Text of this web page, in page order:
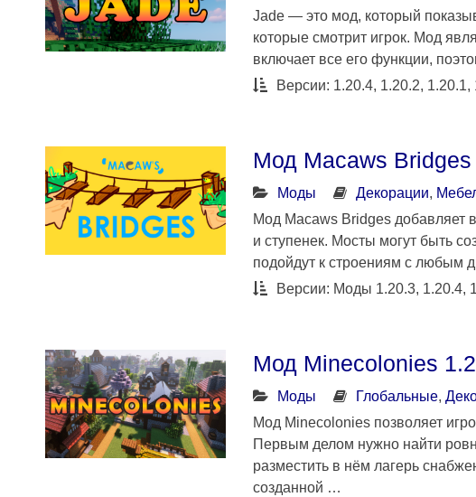
Jade — это мод, который
которые смотрит игрок. Мод
включает все его функции,
Версии: 1.20.4, 1.20.2,
Мод Macaws
Моды Декорации,
Мод Macaws Bridges добавляет
и ступенек. Мосты могут быть
подойдут к строениям с любым
Версии: Моды 1.20.3, 1.20.4,
Мод Minecolonies
Моды Глобальные,
Мод Minecolonies позволяет
Первым делом нужно найти
разместить в нём лагерь
созданной …